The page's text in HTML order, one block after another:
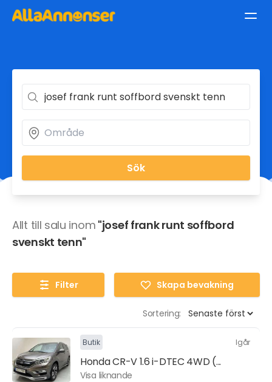
Sök
Allt till salu inom "josef frank runt soffbord
svenskt tenn"
Filter Skapa bevakning
Sortering:
Butik Igår
Honda CR-V 1.6 i-DTEC 4WD (...
Visa liknande